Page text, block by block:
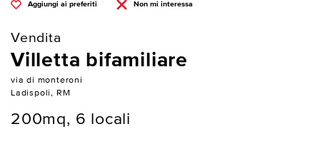
Aggiungi ai preferiti Non mi interessa
Vendita
Villetta bifamiliare
via di monteroni
Ladispoli, RM
200mq, 6 locali